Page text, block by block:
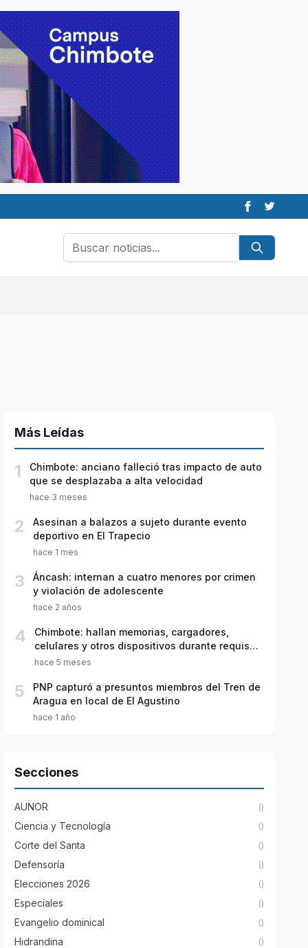
Más Leídas
1
Chimbote: anciano falleció tras impacto de auto
que se desplazaba a alta velocidad
hace 3 meses
2
Asesinan a balazos a sujeto durante evento
deportivo en El Trapecio
hace 1 mes
3
Áncash: internan a cuatro menores por crimen
y violación de adolescente
hace 2 años
4
Chimbote: hallan memorias, cargadores,
celulares y otros dispositivos durante requisa
en penal de Cambio Puente
hace 5 meses
5
PNP capturó a presuntos miembros del Tren de
Aragua en local de El Agustino
hace 1 año
Secciones
AUNOR ()
Ciencia y Tecnología ()
Corte del Santa ()
Defensoría ()
Elecciones 2026 ()
Especiales ()
Evangelio dominical ()
Hidrandina ()